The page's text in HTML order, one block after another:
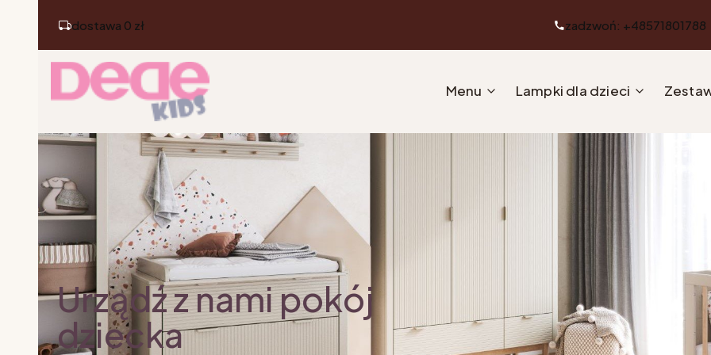
dostawa 0 zł zadzwoń: +48571801788
Menu Lampki dla dzieci
Urządź z nami pokój
dziecka